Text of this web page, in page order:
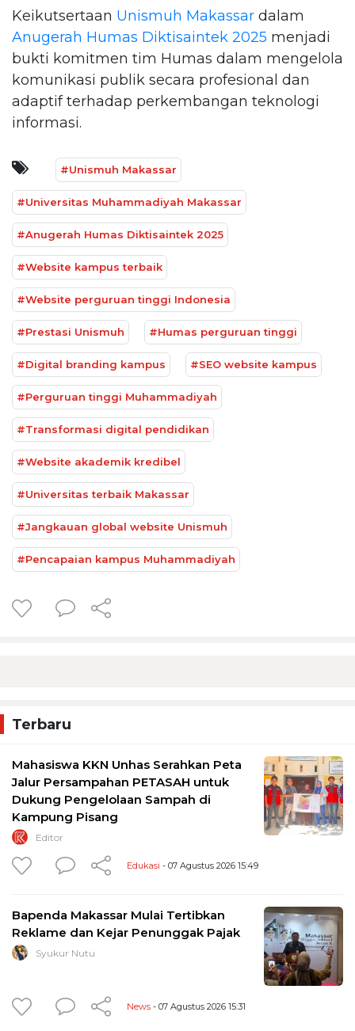
Keikutsertaan Unismuh Makassar dalam
Anugerah Humas Diktisaintek 2025 menjadi
bukti komitmen tim Humas dalam mengelola
komunikasi publik secara profesional dan
adaptif terhadap perkembangan teknologi
informasi.
#Unismuh Makassar
#Universitas Muhammadiyah Makassar
#Anugerah Humas Diktisaintek 2025
#Website kampus terbaik
#Website perguruan tinggi Indonesia
#Prestasi Unismuh #Humas perguruan tinggi
#Digital branding kampus #SEO website kampus
#Perguruan tinggi Muhammadiyah
#Transformasi digital pendidikan
#Website akademik kredibel
#Universitas terbaik Makassar
#Jangkauan global website Unismuh
#Pencapaian kampus Muhammadiyah
Terbaru
Mahasiswa KKN Unhas Serahkan Peta
Jalur Persampahan PETASAH untuk
Dukung Pengelolaan Sampah di
Kampung Pisang
Editor
Edukasi - 07 Agustus 2026 15:49
Bapenda Makassar Mulai Tertibkan
Reklame dan Kejar Penunggak Pajak
Syukur Nutu
News - 07 Agustus 2026 15:31